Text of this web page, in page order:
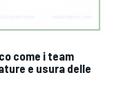
come i team
e usura delle